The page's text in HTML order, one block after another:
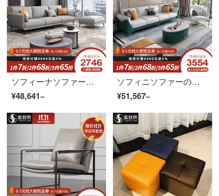
ソフィーナソファーの科学技術布ソファー北欧の小型タイプの簡単な現代簡単なリビング布芸三人の四人のラテックスソファのシングル位+2.76メートルの4人のラテックスタイプ
¥48,641~
ソフィニソファーの本革ソファは簡単に現代北欧イタリア式の軽い贅沢な本革ソファーの布芸ソファーの大きさの部屋型リビングルームの無料洗濯科学技術布ソファーの2+1+2+貴妃皮布ゴムのモデルです。
¥51,567~